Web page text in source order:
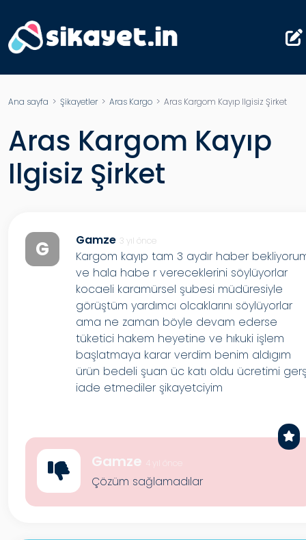
Ana sayfa > Şikayetler> Aras Kargo > Aras Kargom Kayıp Ilgisiz Şirket
Aras Kargom Kayıp
Ilgisiz Şirket
G Gamze 3 yıl önce
Kargom kayıp tam 3 aydır haber
ve hala habe r vereceklerini söylüyorlar
kocaeli karamürsel şubesi müdüresiyle
görüştüm yardımcı olcaklarını söylüyorlar
ama ne zaman böyle devam ederse
tüketici hakem heyetine ve hıkuki işlem
başlatmaya karar verdim benim aldıgım
ürün bedeli şuan üc katı oldu ücretimi
iade etmediler şikayetciyim
Gamze 4 yıl önce
Çözüm sağlamadılar